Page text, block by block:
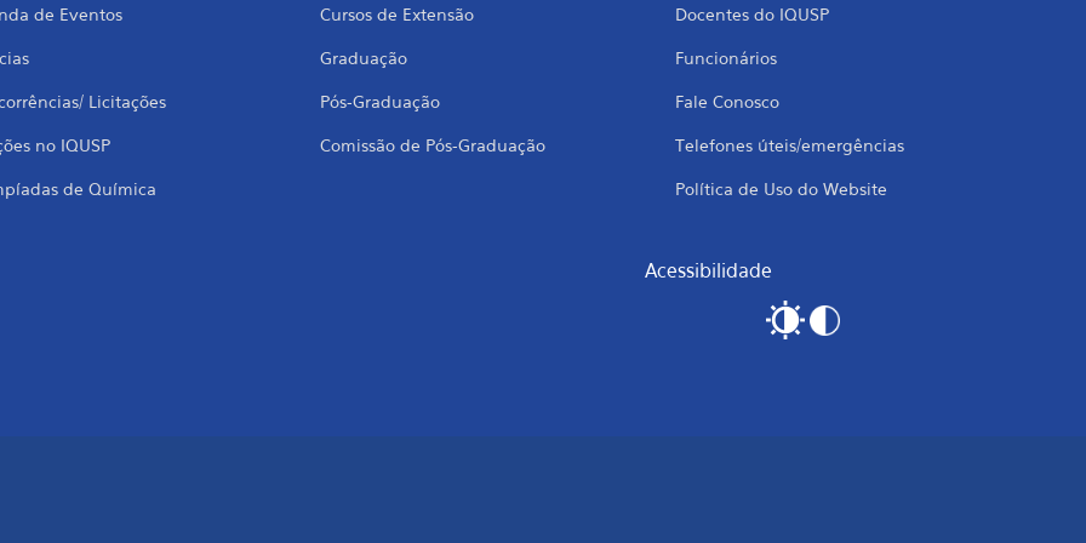
de Eventos
Licitações
no IQUSP
de Química
Cursos de Extensão
Graduação
Pós-Graduação
Comissão de Pós-Graduação
Docentes do IQUSP
Funcionários
Fale Conosco
Telefones úteis/emergências
Política de Uso do Website
Acessibilidade